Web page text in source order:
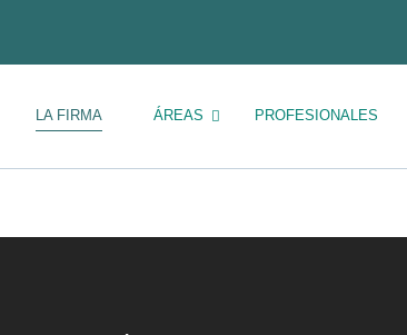
LA FIRMA ÁREAS PROFESIONALES